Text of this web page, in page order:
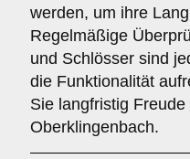
werden, um ihre
Regelmäßige
und Schlösser sind
die Funktionalität
Sie langfristig
Oberklingenbach.